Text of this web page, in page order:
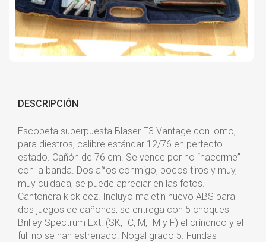
DESCRIPCIÓN
Escopeta superpuesta Blaser F3 Vantage con lomo,
para diestros, calibre estándar 12/76 en perfecto
estado. Cañón de 76 cm. Se vende por no “hacerme”
con la banda. Dos años conmigo, pocos tiros y muy,
muy cuidada, se puede apreciar en las fotos.
Cantonera kick eez. Incluyo maletín nuevo ABS para
dos juegos de cañones, se entrega con 5 choques
Brilley Spectrum Ext. (SK, IC, M, IM y F) el cilíndrico y el
full no se han estrenado. Nogal grado 5. Fundas